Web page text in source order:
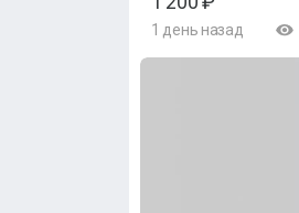
1 день назад